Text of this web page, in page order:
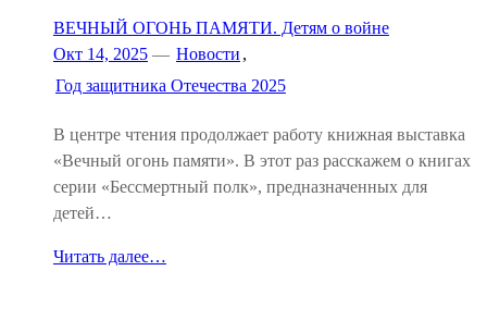
ВЕЧНЫЙ ОГОНЬ ПАМЯТИ. Детям о войне
Окт 14, 2025 — Новости ,
Год защитника Отечества 2025
В центре чтения продолжает работу книжная выставка
«Вечный огонь памяти». В этот раз расскажем о книгах
серии «Бессмертный полк», предназначенных для
детей…
Читать далее…